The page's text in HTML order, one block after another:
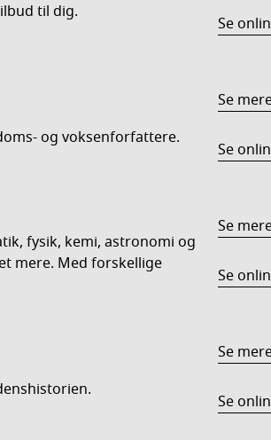
til dig.
Se
og voksenforfattere.
Se
Se
fysik, kemi, astronomi og
mere. Med forskellige
Se
Se
Se
Se